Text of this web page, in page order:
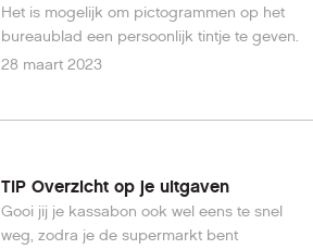
Het is mogelijk om pictogrammen op het
bureaublad een persoonlijk tintje te geven.
28 maart 2023
TIP Overzicht op je uitgaven
Gooi jij je kassabon ook wel eens te snel
weg, zodra je de supermarkt bent